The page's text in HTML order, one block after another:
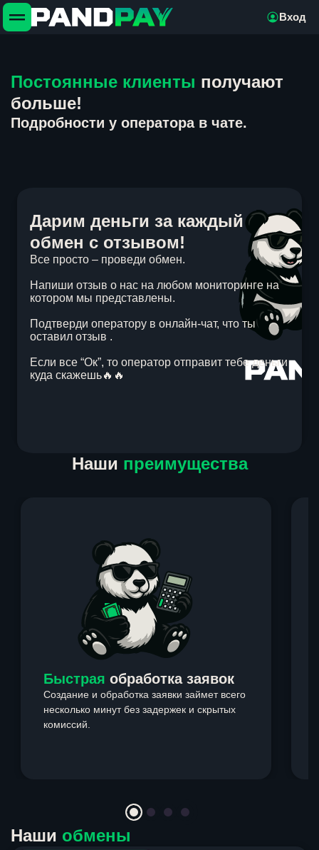
Вход
Постоянные клиенты получают
больше!
Подробности у оператора в чате.
Дарим деньги за каждый
обмен с отзывом!
Все просто – проведи обмен.
Напиши отзыв о нас на любом мониторинге на
котором мы представлены.
Подтверди оператору в онлайн-чат, что ты
оставил отзыв .
Если все “Ок”, то оператор отправит тебе деньги
куда скажешь🔥🔥
Наши преимущества
Быстрая обработка заявок
Создание и обработка заявки займет всего
несколько минут без задержек и скрытых
комиссий.
Наши обмены